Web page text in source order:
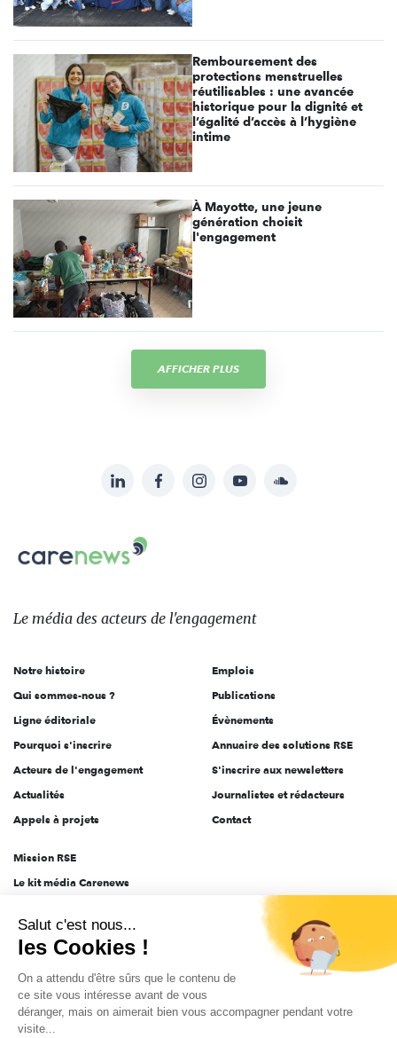
Remboursement des
protections menstruelles
réutilisables : une avancée
historique pour la dignité et
l’égalité d’accès à l’hygiène
intime
À Mayotte, une jeune
génération choisit
l'engagement
AFFICHER PLUS
sur:
LinkedInFacebookInstagramYouTubeSoundcloud
Carenews,
Le
des
l'engagement
Le média des acteurs de l'engagement
Notre histoire
Qui sommes-nous ?
Ligne éditoriale
Pourquoi s'inscrire
Acteurs de l'engagement
Actualités
Appels à projets
Emplois
Publications
Évènements
Annuaire des solutions RSE
S'inscrire aux newsletters
Journalistes et rédacteurs
Contact
Mission RSE
Le kit média Carenews
AEF info
Novethic
PRODURABLE
Inclusiv Day
Salut c'est nous...
les Cookies !
On a attendu d'être sûrs que le contenu de
ce site vous intéresse avant de vous
déranger, mais on aimerait bien vous accompagner pendant votre
visite...